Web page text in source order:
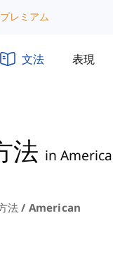
プレミアム
文法 表現
法 in
法 / American